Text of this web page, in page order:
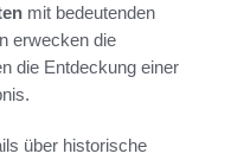
mit bedeutenden
erwecken die
die Entdeckung einer
über historische